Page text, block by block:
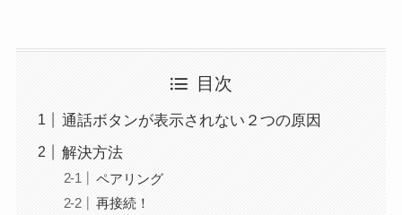
目次
通話ボタンが表示されない２つの原因
解決方法
ペアリング
再接続！